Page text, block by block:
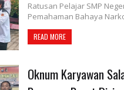
Ratusan Pelajar SMP
Pemahaman Bahaya
READ MORE
Oknum Karyawan